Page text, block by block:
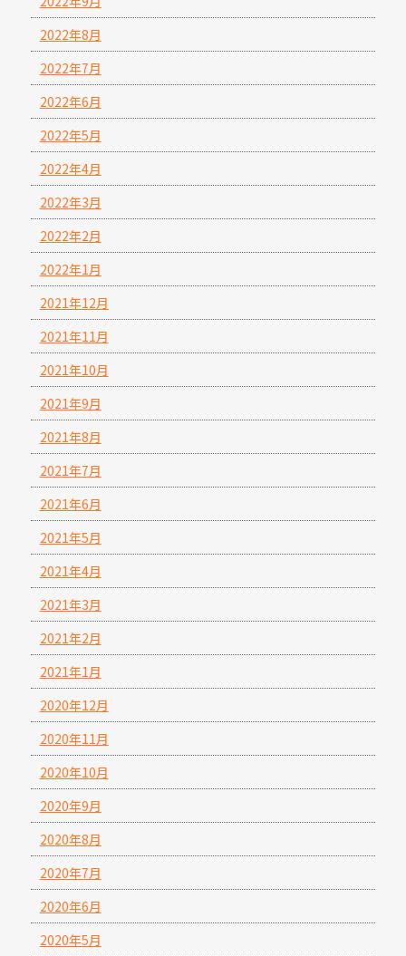
2022年8月
2022年7月
2022年6月
2022年5月
2022年4月
2022年3月
2022年2月
2022年1月
2021年12月
2021年11月
2021年10月
2021年9月
2021年8月
2021年7月
2021年6月
2021年5月
2021年4月
2021年3月
2021年2月
2021年1月
2020年12月
2020年11月
2020年10月
2020年9月
2020年8月
2020年7月
2020年6月
2020年5月